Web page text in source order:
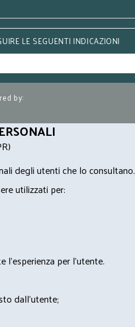
LE SEGUENTI INDICAZIONI
by:
degli utenti che lo consultano.
utilizzati per:
l'esperienza per l'utente.
dall'utente;